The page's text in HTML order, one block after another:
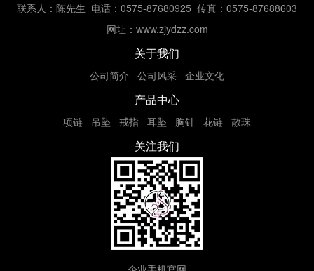
联系人：陈先生 电话：0575-87680925 传真：0575-87688603
网址：www.zjydzz.com
关于我们
公司简介 公司风采 企业文化
产品中心
项链 吊坠 戒指 耳坠 胸针 花链 散珠
关注我们